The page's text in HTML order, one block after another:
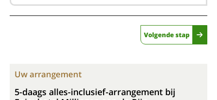
Volgende stap
Uw arrangement
5-daags alles-inclusief-arrangement bij